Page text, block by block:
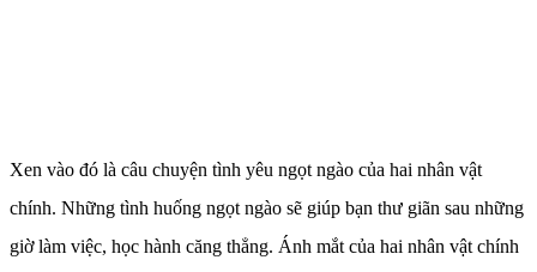
Xen vào đó là câu chuyện tình yêu ngọt ngào của hai nhân vật
chính. Những tình huống ngọt ngào sẽ giúp bạn thư giãn sau những
giờ làm việc, học hành căng thẳng. Ánh mắt của hai nhân vật chính